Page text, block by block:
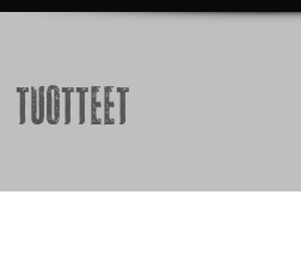
Tuotteet